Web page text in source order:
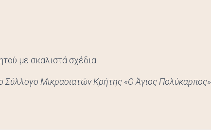
με σκαλιστά σχέδια.
Σύλλογο Μικρασιατών Κρήτης «Ο Άγιος Πολύκαρπος».